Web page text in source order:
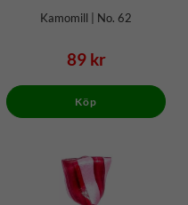
Kamomill | No. 62
89 kr
Köp